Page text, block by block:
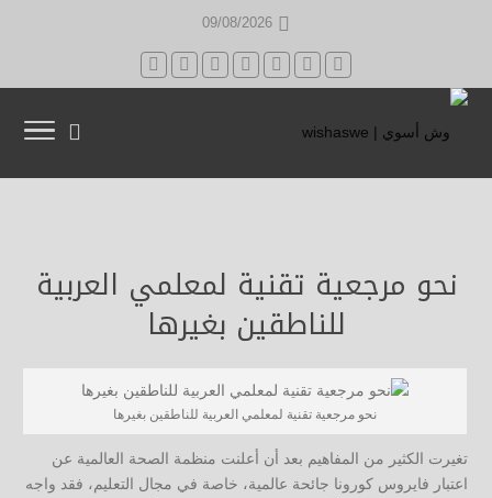
09/08/2026
نحو مرجعية تقنية لمعلمي العربية
للناطقين بغيرها
نحو مرجعية تقنية لمعلمي العربية للناطقين بغيرها
تغيرت الكثير من المفاهيم بعد أن أعلنت منظمة الصحة العالمية عن
اعتبار فايروس كورونا جائحة عالمية، خاصة في مجال التعليم، فقد واجه